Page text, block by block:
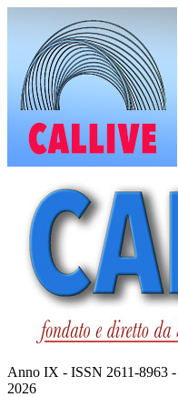
contenuto
Anno IX - ISSN 2611-8963
2026